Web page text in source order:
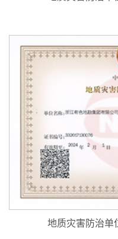
地质灾害防治单